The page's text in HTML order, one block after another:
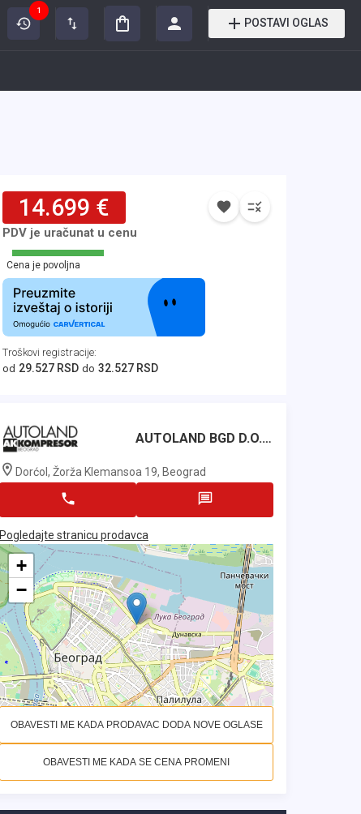
1
POSTAVI OGLAS
14.699 €
PDV je uračunat u cenu
Cena je povoljna
Troškovi registracije:
od 29.527 RSD do 32.527 RSD
AUTOLAND BGD D.o.o.
Dorćol, Žorža Klemansoa 19, Beograd
Pogledajte stranicu prodavca
+
−
OBAVESTI ME KADA PRODAVAC DODA NOVE OGLASE
OBAVESTI ME KADA SE CENA PROMENI